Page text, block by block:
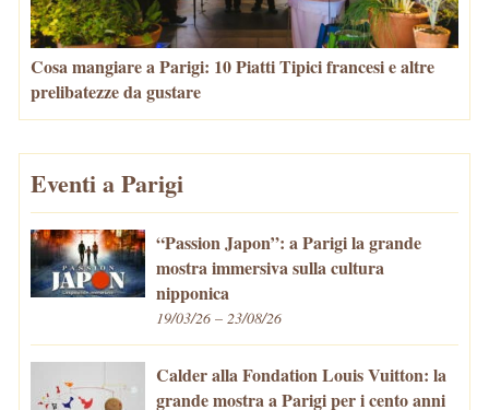
Cosa mangiare a Parigi: 10 Piatti Tipici francesi e altre
prelibatezze da gustare
Eventi a Parigi
“Passion Japon”: a Parigi la grande
mostra immersiva sulla cultura
nipponica
19/03/26 – 23/08/26
Calder alla Fondation Louis Vuitton: la
grande mostra a Parigi per i cento anni